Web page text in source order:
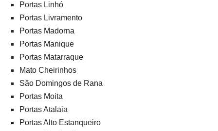
Portas Linhó
Portas Livramento
Portas Madorna
Portas Manique
Portas Matarraque
Mato Cheirinhos
São Domingos de Rana
Portas Moita
Portas Atalaia
Portas Alto Estanqueiro